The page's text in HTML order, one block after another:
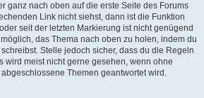
ganz nach oben auf die erste Seite des Forums
Link nicht siehst, dann ist die Funktion
seit der letzten Markierung ist nicht genügend
das Thema nach oben zu holen, indem du
Stelle jedoch sicher, dass du die Regeln
wird meist nicht gerne gesehen, wenn ohne
Themen geantwortet wird.